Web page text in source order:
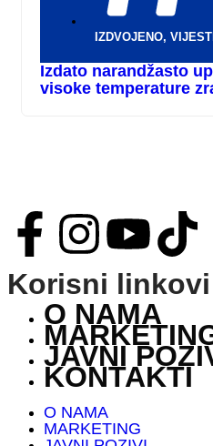
IZDVOJENO, VIJESTI
Izdato narandžasto
visoke temperature
Korisni linkovi
O NAMA
JAVNI
KONTAKTI
O NAMA
MARKETING